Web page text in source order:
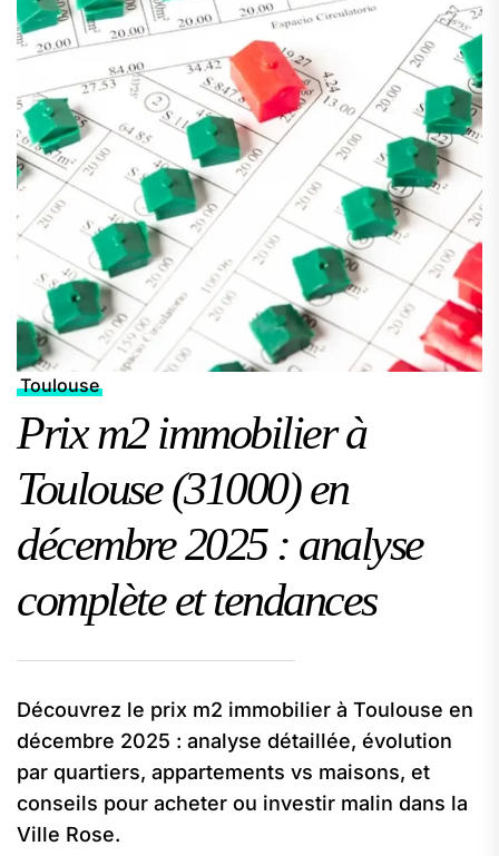
Toulouse
Prix m2 immobilier à
Toulouse (31000) en
décembre 2025 : analyse
complète et tendances
Découvrez le prix m2 immobilier à Toulouse en
décembre 2025 : analyse détaillée, évolution
par quartiers, appartements vs maisons, et
conseils pour acheter ou investir malin dans la
Ville Rose.